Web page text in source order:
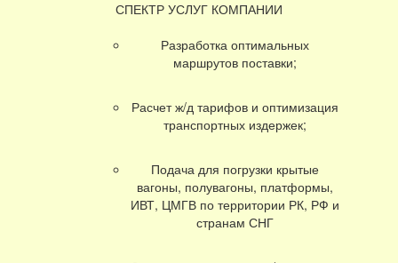
СПЕКТР УСЛУГ КОМПАНИИ
Разработка оптимальных
маршрутов поставки;
Расчет ж/д тарифов и оптимизация
транспортных издержек;
Подача для погрузки крытые
вагоны, полувагоны, платформы,
ИВТ, ЦМГВ по территории РК, РФ и
странам СНГ